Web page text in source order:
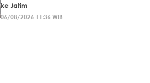
ke Jatim
06/08/2026 11:36 WIB